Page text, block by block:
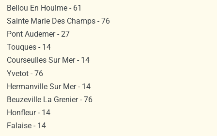
Bellou En Houlme - 61
Sainte Marie Des Champs - 76
Pont Audemer - 27
Touques - 14
Courseulles Sur Mer - 14
Yvetot - 76
Hermanville Sur Mer - 14
Beuzeville La Grenier - 76
Honfleur - 14
Falaise - 14